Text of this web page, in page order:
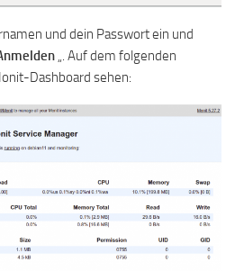
und dein Passwort ein und
„. Auf dem folgenden
Dashboard sehen: